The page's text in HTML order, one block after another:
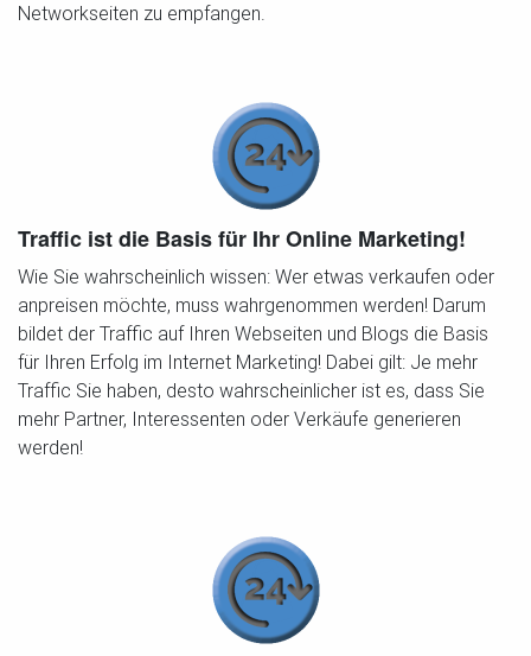
Networkseiten zu empfangen.
Traffic ist die Basis für Ihr Online Marketing!
Wie Sie wahrscheinlich wissen: Wer etwas verkaufen oder
anpreisen möchte, muss wahrgenommen werden! Darum
bildet der Traffic auf Ihren Webseiten und Blogs die Basis
für Ihren Erfolg im Internet Marketing! Dabei gilt: Je mehr
Traffic Sie haben, desto wahrscheinlicher ist es, dass Sie
mehr Partner, Interessenten oder Verkäufe generieren
werden!